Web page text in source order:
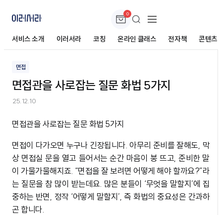
0
서비스 소개 이러서라 코칭 온라인 클래스 전자책 콘텐츠
면접관을 사로잡는 질문 화법 5가지
면접
면접관을 사로잡는 질문 화법 5가지
25.12.10
면접관을 사로잡는 질문 화법 5가지
면접이 다가오면 누구나 긴장됩니다. 아무리 준비를 잘해도, 막
상 면접실 문을 열고 들어서는 순간 마음이 붕 뜨고, 준비한 말
이 가물가물해지죠. “면접을 잘 보려면 어떻게 해야 할까요?”라
는 질문을 참 많이 받는데요. 많은 분들이 ‘무엇을 말할지’에 집
중하는 반면, 정작 ‘어떻게 말할지’, 즉 화법의 중요성은 간과하
곤 합니다.